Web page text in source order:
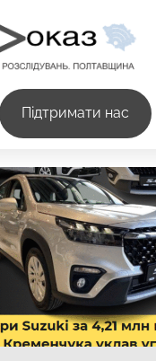
Підтримати нас